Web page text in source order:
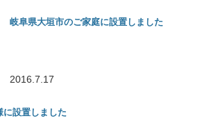
岐阜県大垣市のご家庭に設置しました
2016.7.17
に設置しました